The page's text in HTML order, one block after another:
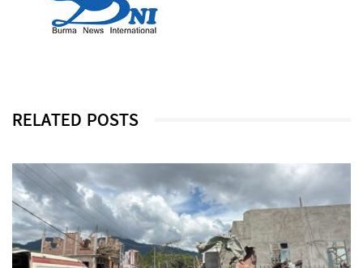
RELATED POSTS